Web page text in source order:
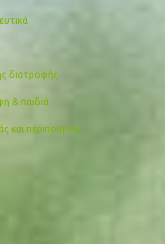
διατροφής
& παιδιά
και περιποίησης